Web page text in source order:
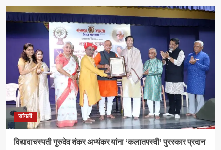
आंबोलीत
जत्राट
येथील
बेपत्ता
डॉक्टरचा
मृतदेह
अखेर
सापडला
सांगली
विद्यावाचस्पती गुरुदेव शंकर अभ्यंकर यांना ‘कलातपस्वी’ पुरस्कार प्रदान